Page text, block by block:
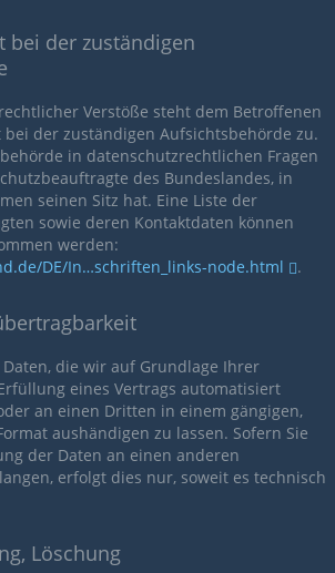
bei der zuständigen
Verstöße steht dem Betroffenen
bei der zuständigen Aufsichtsbehörde zu.
in datenschutzrechtlichen Fragen
des Bundeslandes, in
seinen Sitz hat. Eine Liste der
sowie deren Kontaktdaten können
werden:
DE/In…schriften_links-node.html
.
Daten, die wir auf Grundlage Ihrer
eines Vertrags automatisiert
an einen Dritten in einem gängigen,
aushändigen zu lassen. Sofern Sie
der Daten an einen anderen
erfolgt dies nur, soweit es technisch
Löschung